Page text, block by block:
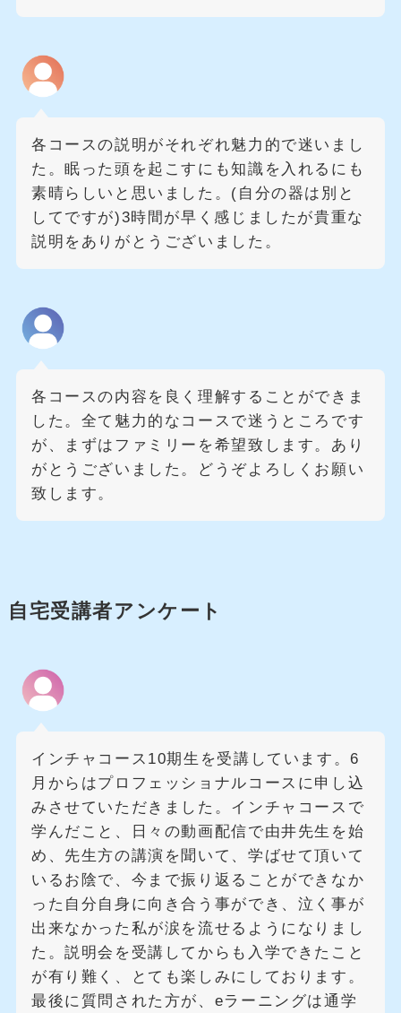
各コースの説明がそれぞれ魅力的で迷いまし
た。眠った頭を起こすにも知識を入れるにも
素晴らしいと思いました。(自分の器は別と
してですが)3時間が早く感じましたが貴重な
説明をありがとうございました。
各コースの内容を良く理解することができま
した。全て魅力的なコースで迷うところです
が、まずはファミリーを希望致します。あり
がとうございました。どうぞよろしくお願い
致します。
自宅受講者アンケート
インチャコース10期生を受講しています。6
月からはプロフェッショナルコースに申し込
みさせていただきました。インチャコースで
学んだこと、日々の動画配信で由井先生を始
め、先生方の講演を聞いて、学ばせて頂いて
いるお陰で、今まで振り返ることができなか
った自分自身に向き合う事ができ、泣く事が
出来なかった私が涙を流せるようになりまし
た。説明会を受講してからも入学できたこと
が有り難く、とても楽しみにしております。
最後に質問された方が、eラーニングは通学